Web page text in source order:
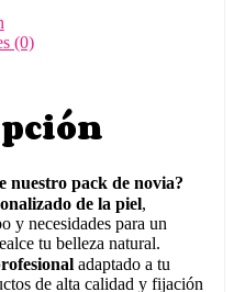
(0)
nuestro pack de novia?
de la piel,
y necesidades para un
tu belleza natural.
adaptado a tu
de alta calidad y fijación